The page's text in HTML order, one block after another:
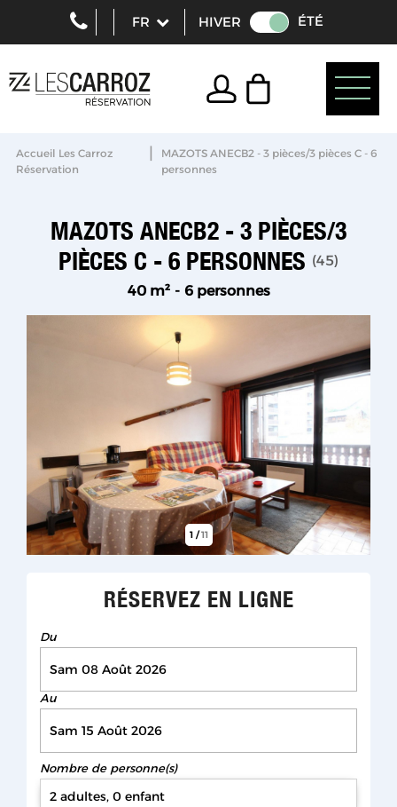
HIVER ÉTÉ
Accueil Les Carroz
Réservation
|
MAZOTS ANECB2 - 3 pièces/3 pièces C - 6
personnes
MAZOTS ANECB2 - 3 PIÈCES/3
PIÈCES C - 6 PERSONNES (45)
40 m² 6 personnes
1/11
RÉSERVEZ EN LIGNE
Du
Au
Nombre de personne(s)
2 adultes, 0 enfant